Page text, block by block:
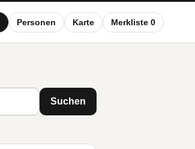
Personen Karte Merkliste 0
Suchen